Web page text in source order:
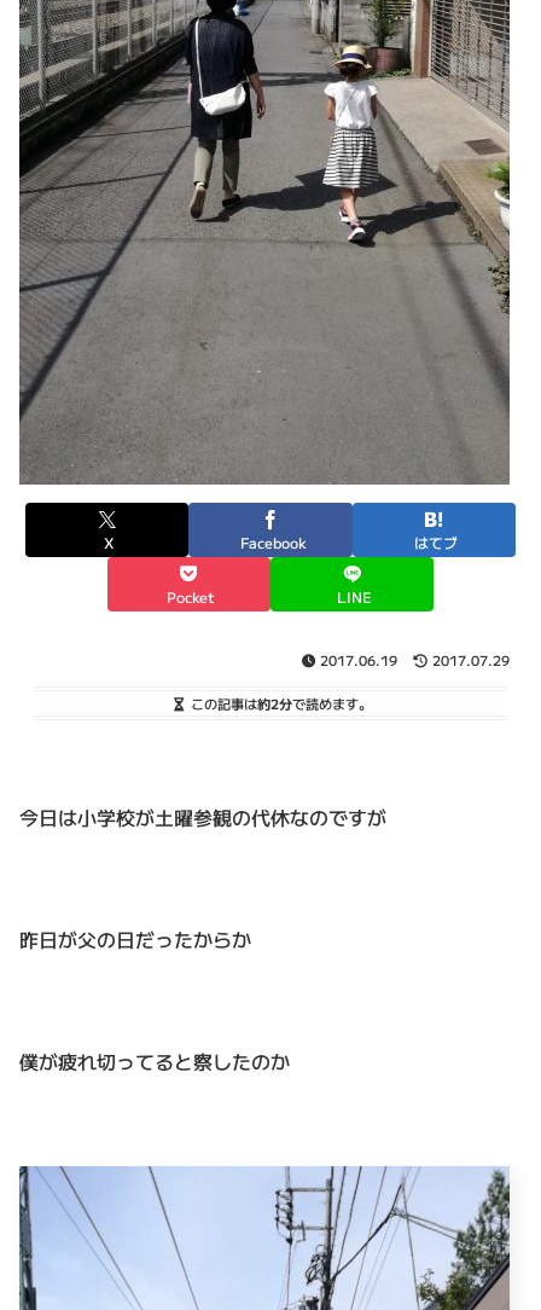
X Facebook はてブ
Pocket LINE
2017.06.19 2017.07.29
この記事は約2分で読めます。
今日は小学校が土曜参観の代休なのですが
昨日が父の日だったからか
僕が疲れ切ってると察したのか